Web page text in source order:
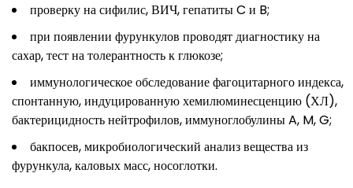
проверку на сифилис, ВИЧ, гепатиты C и B;
при появлении фурункулов проводят диагностику на
сахар, тест на толерантность к глюкозе;
иммунологическое обследование фагоцитарного индекса,
спонтанную, индуцированную хемилюминесценцию (ХЛ),
бактерицидность нейтрофилов, иммуноглобулины A, M, G;
бакпосев, микробиологический анализ вещества из
фурункула, каловых масс, носоглотки.